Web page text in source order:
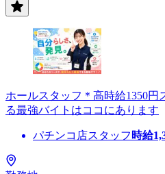
ホールスタッフ＊高時給1350円
る最強バイトはココにあります
パチンコ店スタッフ 時給